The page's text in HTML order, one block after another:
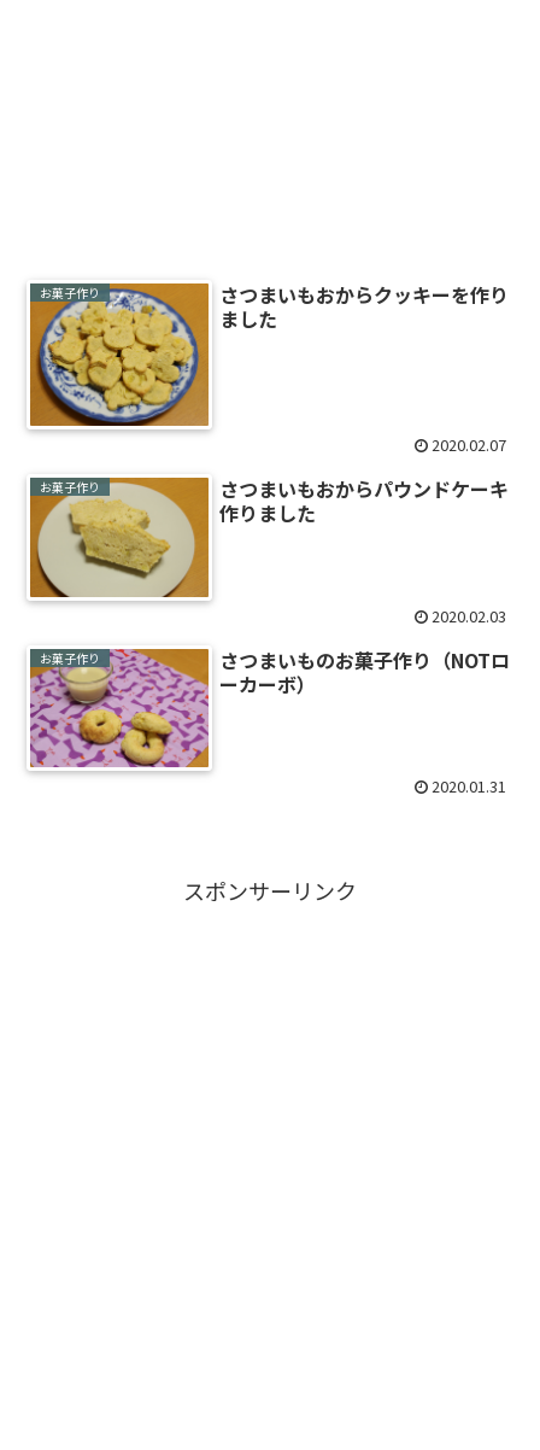
お菓子作り
さつまいもおからクッキーを作り
ました
2020.02.07
お菓子作り
さつまいもおからパウンドケーキ
作りました
2020.02.03
お菓子作り
さつまいものお菓子作り（NOTロ
ーカーボ）
2020.01.31
スポンサーリンク